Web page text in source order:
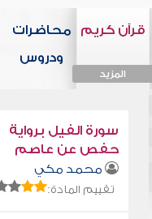
قرآن كريم
المزيد
محاضرات
ودروس
سورة الفيل برواية
حفص عن عاصم
محمد مكي
تقييم المادة: